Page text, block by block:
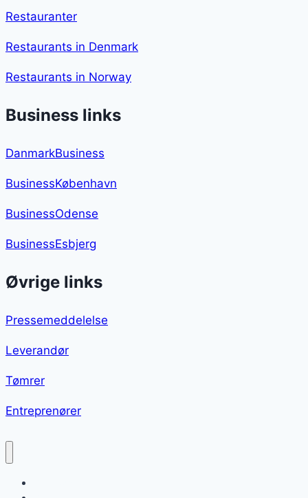
Restauranter
Restaurants in Denmark
Restaurants in Norway
Business links
DanmarkBusiness
BusinessKøbenhavn
BusinessOdense
BusinessEsbjerg
Øvrige links
Pressemeddelelse
Leverandør
Tømrer
Entreprenører